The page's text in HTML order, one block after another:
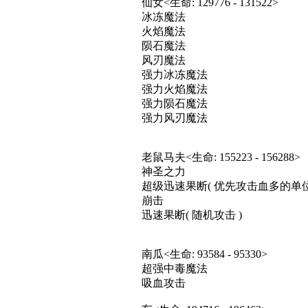
冰冻魔法
火焰魔法
陨石魔法
风刃魔法
强力冰冻魔法
强力火焰魔法
强力陨石魔法
强力风刃魔法
老鼠马夫<生命: 155223 - 156288>
神圣之力
超级迅速果断( 优先攻击血多的单
崩击
迅速果断( 随机攻击 )
南瓜<生命: 93584 - 95330>
超强中毒魔法
吸血攻击